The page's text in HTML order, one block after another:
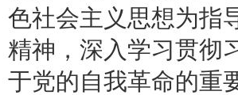
色社会主义思想为指
精神，深入学习贯彻
于党的自我革命的重